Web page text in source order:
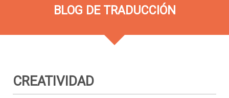
BLOG DE TRADUCCIÓN
CREATIVIDAD